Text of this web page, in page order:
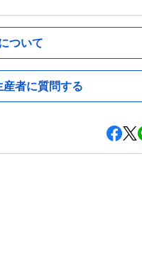
ついて
者に質問する